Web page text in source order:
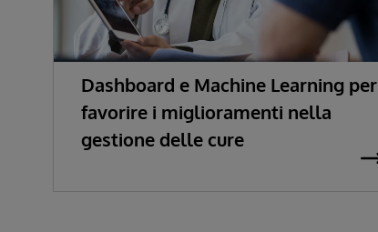
Dashboard e Machine Learning per
favorire i miglioramenti nella
gestione delle cure